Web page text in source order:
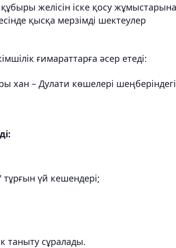
желісін іске қосу жұмыстарына
қысқа мерзімді шектеулер
ғимараттарға әсер етеді:
хан – Дулати көшелері шеңберіндегі
үй кешендері;
таныту сұралады.